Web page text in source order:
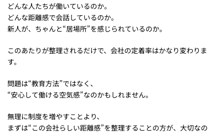
どんな人たちが働いているのか。
どんな距離感で会話しているのか。
新人が、ちゃんと“居場所”を感じられているのか。
このあたりが整理されるだけで、会社の定着率はかなり変わりま
す。
問題は“教育方法”ではなく、
“安心して働ける空気感”なのかもしれません。
無理に制度を増やすことより、
まずは“この会社らしい距離感”を整理することの方が、大切なの